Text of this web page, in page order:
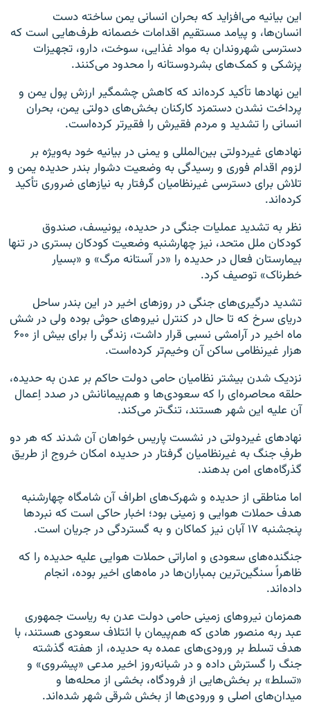
این بیانیه می‌افزاید که بحران انسانی یمن ساخته دست
انسان‌ها، و پیامد مستقیم اقدامات خصمانه طرف‌هایی است که
دسترسی شهروندان به مواد غذایی، سوخت، دارو، تجهیزات
پزشکی و کمک‌های بشردوستانه را محدود می‌کنند.
این نهادها تأکید کرده‌اند که کاهش چشمگیر ارزش پول یمن و
پرداخت نشدن دستمزد کارکنان بخش‌های دولتی یمن، بحران
انسانی را تشدید و مردم فقیرش را فقیرتر کرده‌است.
نهادهای غیردولتی بین‌المللی و یمنی در بیانیه خود به‌ویژه بر
لزوم اقدام فوری و رسیدگی به وضعیت دشوار بندر حدیده یمن و
تلاش برای دسترسی غیرنظامیان گرفتار به نیازهای ضروری تأکید
کرده‌اند.
نظر به تشدید عملیات جنگی در حدیده، یونیسف، صندوق
کودکان ملل متحد، نیز چهارشنبه وضعیت کودکان بستری در تنها
بیمارستان فعال در حدیده را «در آستانه مرگ» و «بسیار
خطرناک» توصیف کرد.
تشدید درگیری‌های جنگی در روزهای اخیر در این بندر ساحل
دریای سرخ که تا حال در کنترل نیروهای حوثی بوده ولی در شش
ماه اخیر در آرامشی نسبی قرار داشت، زندگی را برای بیش از ۶۰۰
هزار غیرنظامی ساکن آن وخیم‌تر کرده‌است.
نزدیک شدن بیشتر نظامیان حامی دولت حاکم بر عدن به حدیده،
حلقه محاصره‌ای را که سعودی‌ها و هم‌پیمانانش در صدد اِعمال
آن علیه این شهر هستند، تنگ‌تر می‌کند.
نهادهای غیردولتی در نشست پاریس خواهان آن شدند که هر دو
طرفِ جنگ به غیرنظامیان گرفتار در حدیده امکان خروج از طریق
گذرگاه‌های امن بدهند.
اما مناطقی از حدیده و شهرک‌های اطراف آن شامگاه چهارشنبه
هدف حملات هوایی و زمینی بود؛ اخبار حاکی است که نبردها
پنجشنبه ۱۷ آبان نیز کماکان و به گستردگی در جریان است.
جنگنده‌های سعودی و اماراتی حملات هوایی علیه حدیده را که
ظاهراً سنگین‌ترین بمباران‌ها در ماه‌های اخیر بوده، انجام
داده‌اند.
همزمان نیروهای زمینی حامی دولت عدن به ریاست جمهوری
عبد ربه منصور هادی که هم‌پیمان با ائتلاف سعودی هستند، با
هدف تسلط بر ورودی‌های عمده به حدیده، از هفته گذشته
جنگ را گسترش داده و در شبانه‌روز اخیر مدعی «پیشروی» و
«تسلط» بر بخش‌هایی از فرودگاه، بخشی از محله‌ها و
میدان‌های اصلی و ورودی‌ها از بخش شرقی شهر شده‌اند.